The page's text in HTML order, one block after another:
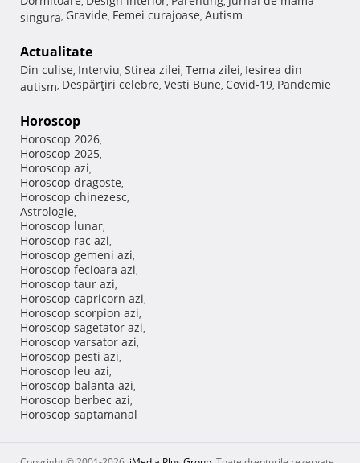
singura, Gravide, Femei curajoase, Autism
Actualitate
Din culise, Interviu, Stirea zilei, Tema zilei, Iesirea din
autism, Despărţiri celebre, Vesti Bune, Covid-19, Pandemie
Horoscop
Horoscop 2026,
Horoscop 2025,
Horoscop azi,
Horoscop dragoste,
Horoscop chinezesc,
Astrologie,
Horoscop lunar,
Horoscop rac azi,
Horoscop gemeni azi,
Horoscop fecioara azi,
Horoscop taur azi,
Horoscop capricorn azi,
Horoscop scorpion azi,
Horoscop sagetator azi,
Horoscop varsator azi,
Horoscop pesti azi,
Horoscop leu azi,
Horoscop balanta azi,
Horoscop berbec azi,
Horoscop saptamanal